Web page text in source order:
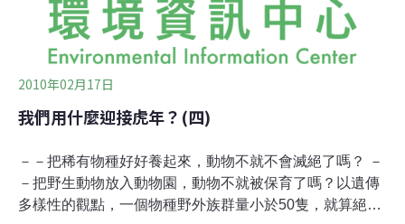
2010年02月17日
我們用什麼迎接虎年？(四)
－－把稀有物種好好養起來，動物不就不會滅絕了嗎？ －
－把野生動物放入動物園，動物不就被保育了嗎？以遺傳
多樣性的觀點，一個物種野外族群量小於50隻，就算絕種